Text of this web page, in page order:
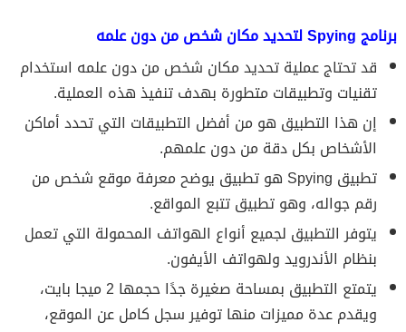
برنامج Spying لتحديد مكان شخص من دون علمه
قد تحتاج عملية تحديد مكان شخص من دون علمه استخدام
تقنيات وتطبيقات متطورة بهدف تنفيذ هذه العملية.
إن هذا التطبيق هو من أفضل التطبيقات التي تحدد أماكن
الأشخاص بكل دقة من دون علمهم.
تطبيق Spying هو تطبيق يوضح معرفة موقع شخص من
رقم جواله، وهو تطبيق تتبع المواقع.
يتوفر التطبيق لجميع أنواع الهواتف المحمولة التي تعمل
بنظام الأندرويد ولهواتف الأيفون.
يتمتع التطبيق بمساحة صغيرة جدًا حجمها 2 ميجا بايت،
ويقدم عدة مميزات منها توفير سجل كامل عن الموقع،